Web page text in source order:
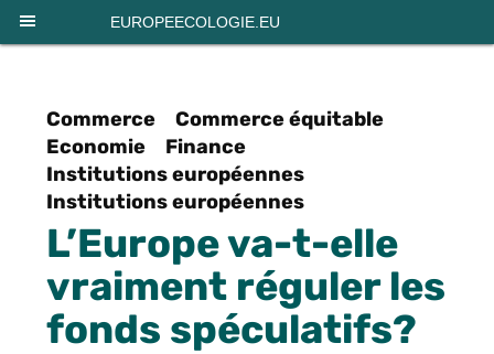
EUROPEECOLOGIE.EU
Commerce
Commerce équitable
Economie
Finance
Institutions européennes
Institutions européennes
L’Europe va-t-elle
vraiment réguler les
fonds spéculatifs?